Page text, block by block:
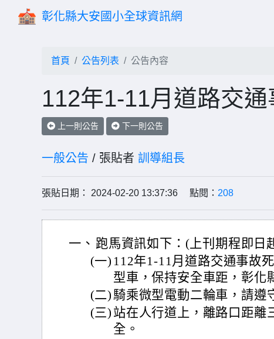
彰化縣大安國小全球資訊網
首頁 公告列表 公告內容
112年1-11月道路交
上一則公告 下一則公告
一般公告 / 張貼者 訓導組長
張貼日期： 2024-02-20 13:37:36 點閱： 208
一、 跑馬資訊如下：(上刊期程即日
(一) 112年1-11月道路交通事故
型車，保持安全車距，彰化
(二) 騎乘微型電動二輪車，請遵
(三) 站在人行道上，離路口距離
全。